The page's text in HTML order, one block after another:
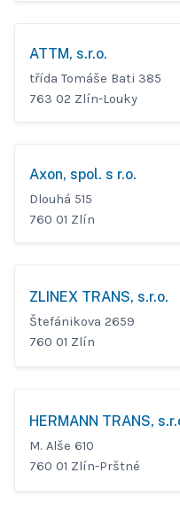
ATTM, s.r.o.
třída Tomáše Bati 385
763 02 Zlín-Louky
Axon, spol. s r.o.
Dlouhá 515
760 01 Zlín
ZLINEX TRANS, s.r.o.
Štefánikova 2659
760 01 Zlín
HERMANN TRANS,
M. Alše 610
760 01 Zlín-Prštné